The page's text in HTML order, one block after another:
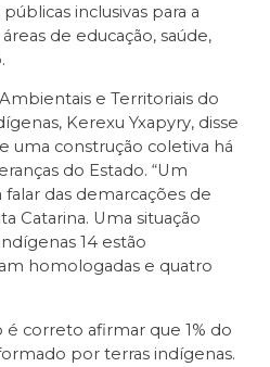
inclusivas para a
de educação, saúde,
e Territoriais do
Kerexu Yxapyry, disse
uma construção coletiva há
do Estado. “Um
das demarcações de
Catarina. Uma situação
14 estão
homologadas e quatro
correto afirmar que 1% do
por terras indígenas.